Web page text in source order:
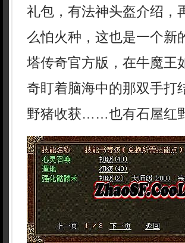
礼包，有法神头盔介绍，
么怕火种，这也是一个新
塔传奇官方版，在牛魔王
奇盯着脑海中的那双手打
野猪收获……也有石屋红